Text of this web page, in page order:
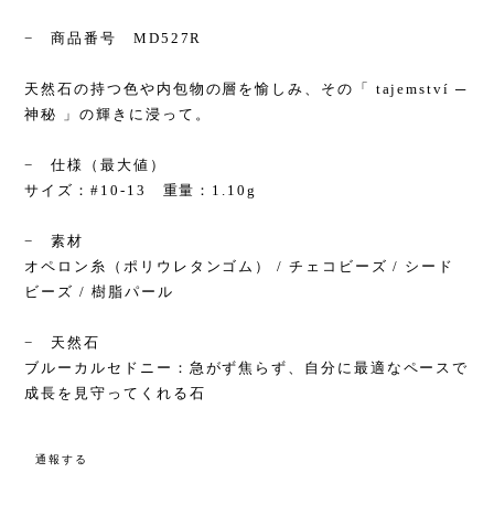
− 商品番号 MD527R
天然石の持つ色や内包物の層を愉しみ、その「 tajemství ─
神秘 」の輝きに浸って。
− 仕様（最大値）
サイズ：#10-13 重量：1.10g
− 素材
オペロン糸（ポリウレタンゴム） / チェコビーズ / シード
ビーズ / 樹脂パール
− 天然石
ブルーカルセドニー：急がず焦らず、自分に最適なペースで
成長を見守ってくれる石
通報する